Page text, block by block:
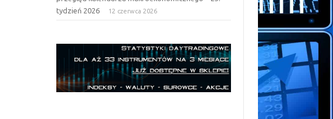
tydzień 2026
12 czerwca 2026